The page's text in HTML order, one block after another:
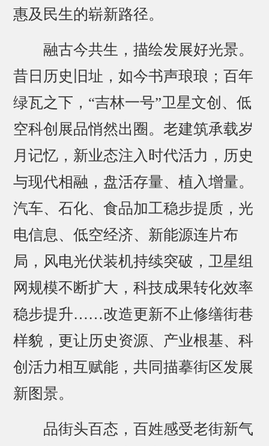
惠及民生的崭新路径。
融古今共生，描绘发展好光景。
昔日历史旧址，如今书声琅琅；百年
绿瓦之下，“吉林一号”卫星文创、低
空科创展品悄然出圈。老建筑承载岁
月记忆，新业态注入时代活力，历史
与现代相融，盘活存量、植入增量。
汽车、石化、食品加工稳步提质，光
电信息、低空经济、新能源连片布
局，风电光伏装机持续突破，卫星组
网规模不断扩大，科技成果转化效率
稳步提升……改造更新不止修缮街巷
样貌，更让历史资源、产业根基、科
创活力相互赋能，共同描摹街区发展
新图景。
品街头百态，百姓感受老街新气